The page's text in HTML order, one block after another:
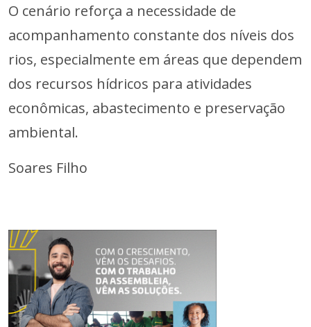
O cenário reforça a necessidade de
acompanhamento constante dos níveis dos
rios, especialmente em áreas que dependem
dos recursos hídricos para atividades
econômicas, abastecimento e preservação
ambiental.
Soares Filho